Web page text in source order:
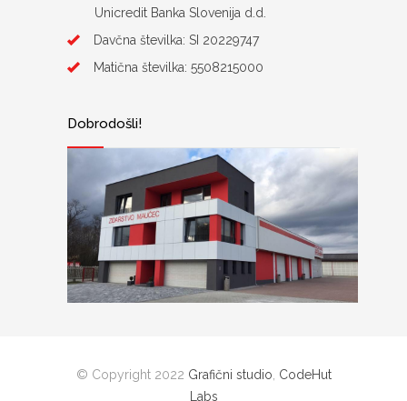
Unicredit Banka Slovenija d.d.
Davčna številka: SI 20229747
Matična številka: 5508215000
Dobrodošli!
© Copyright 2022 Grafični studio, CodeHut
Labs